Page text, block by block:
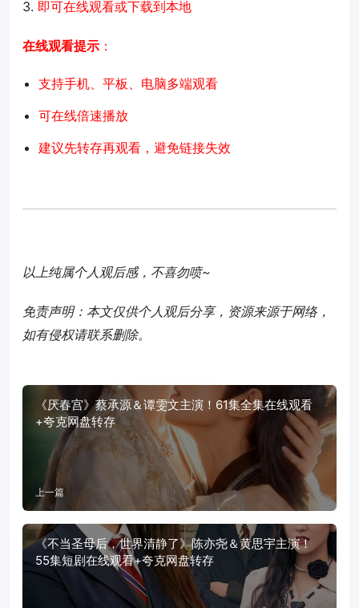
3. 即可在线观看或下载到本地
在线观看提示 ：
支持手机、平板、电脑多端观看
可在线倍速播放
建议先转存再观看，避免链接失效
以上纯属个人观后感，不喜勿喷~
免责声明：本文仅供个人观后分享，资源来源于网络，
如有侵权请联系删除。
《厌春宫》蔡承源＆谭雯文主演！61集全集在线观看
+夸克网盘转存
上一篇
《不当圣母后，世界清静了》陈亦尧＆黄思宇主演！
55集短剧在线观看+夸克网盘转存